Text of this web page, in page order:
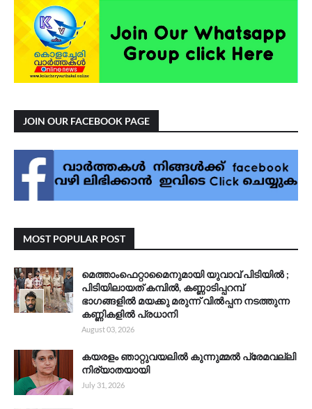
JOIN OUR FACEBOOK PAGE
MOST POPULAR POST
മെത്താംഫെറ്റാമൈനുമായി യുവാവ് പിടിയിൽ ;
പിടിയിലായത് കമ്പിൽ, കണ്ണാടിപ്പറമ്പ്
ഭാഗങ്ങളിൽ മയക്കു മരുന്ന് വിൽപ്പന നടത്തുന്ന
കണ്ണികളിൽ പ്രധാനി
August 03, 2026
കയരളം ഞാറ്റുവയലിൽ കുന്നുമ്മൽ പ്രേമവല്ലി
നിര്യാതയായി
July 31, 2026